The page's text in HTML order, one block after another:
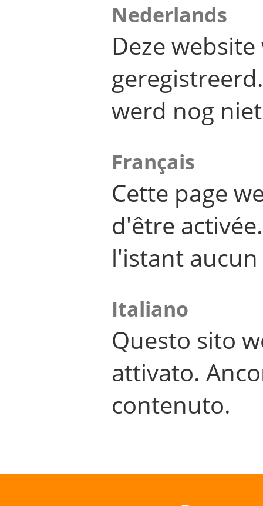
Nederlands
Deze
werd nog
Français
Cette page
d'être
l'istant
Italiano
Questo sito
attivato.
contenuto.